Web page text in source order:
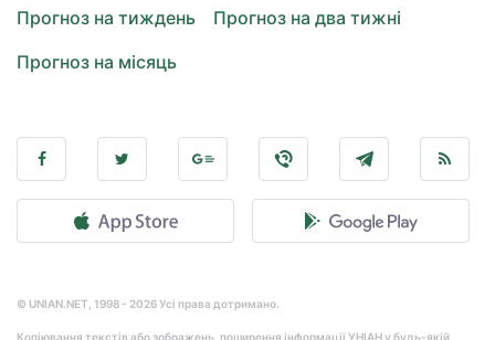
Прогноз на тиждень
Прогноз на два тижні
Прогноз на місяць
© UNIAN.NET, 1998 - 2026 Усі права дотримано.
Копіювання текстів або зображень, поширення інформації УНІАН у будь-якій